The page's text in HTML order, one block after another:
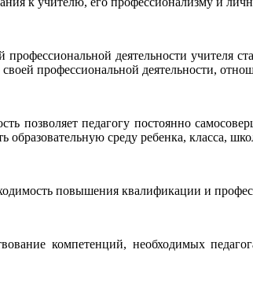
деятельности учителя
профессиональной деятельности,
позволяет педагогу постоянно
образовательную среду ребенка, класса,
повышения квалификации и
компетенций, необходимых